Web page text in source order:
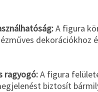
A figura
dekorációkhoz
ragyogó:A figura
biztosít